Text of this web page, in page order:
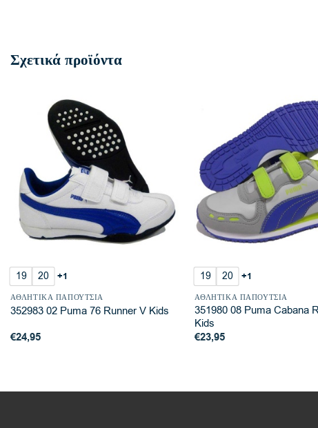
Σχετικά προϊόντα
19 20 +1
ΑΘΛΗΤΙΚΆ ΠΑΠΟΎΤΣΙΑ
352983 02 Puma 76 Runner V Kids
€24,95
19 20 +1
ΑΘΛΗΤΙΚΆ ΠΑΠΟΎΤΣΙΑ
351980 08 Puma Cabana
Kids
€23,95